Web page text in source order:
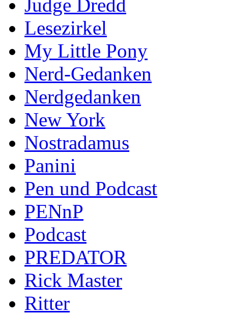
Judge Dredd
Lesezirkel
My Little Pony
Nerd-Gedanken
Nerdgedanken
New York
Nostradamus
Panini
Pen und Podcast
PENnP
Podcast
PREDATOR
Rick Master
Ritter